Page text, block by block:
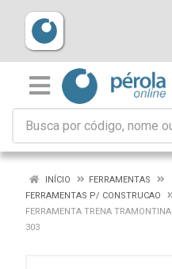
INÍCIO
FERRAMENTAS
FERRAMENTAS P/ CONSTRUCAO
FERRAMENTA TRENA
303